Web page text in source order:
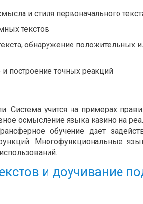
и стиля первоначального
текстов
обнаружение положительных
построение точных реакций
Система учится на примерах
осмысление языка казино на
обучение даёт
Многофункциональные
и доучивание